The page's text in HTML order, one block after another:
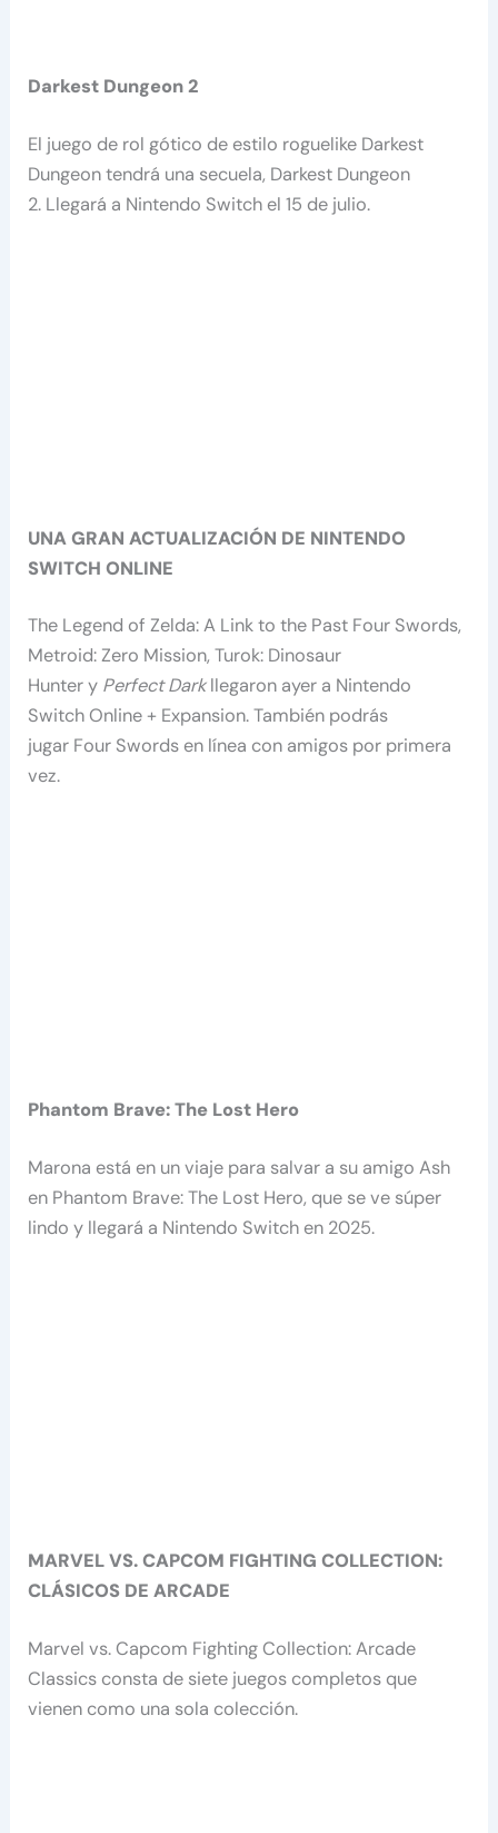
Darkest Dungeon 2
El juego de rol gótico de estilo roguelike Darkest
Dungeon tendrá una secuela, Darkest Dungeon
2. Llegará a Nintendo Switch el 15 de julio.
UNA GRAN ACTUALIZACIÓN DE NINTENDO
SWITCH ONLINE
The Legend of Zelda: A Link to the Past Four Swords,
Metroid: Zero Mission, Turok: Dinosaur
Hunter y Perfect Darkllegaron ayer a Nintendo
Switch Online + Expansion. También podrás
jugar Four Swords en línea con amigos por primera
vez.
Phantom Brave: The Lost Hero
Marona está en un viaje para salvar a su amigo Ash
en Phantom Brave: The Lost Hero, que se ve súper
lindo y llegará a Nintendo Switch en 2025.
MARVEL VS. CAPCOM FIGHTING COLLECTION:
CLÁSICOS DE ARCADE
Marvel vs. Capcom Fighting Collection: Arcade
Classics consta de siete juegos completos que
vienen como una sola colección.